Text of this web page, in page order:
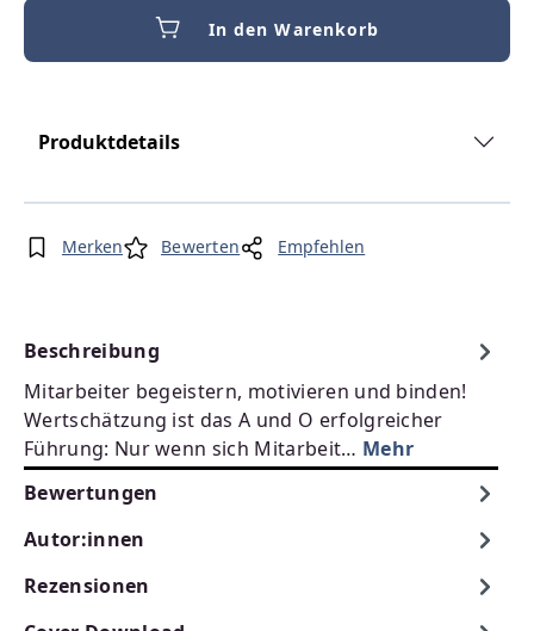
In den Warenkorb
Produktdetails
Merken Bewerten Empfehlen
Beschreibung
Mitarbeiter begeistern, motivieren und binden!
Wertschätzung ist das A und O erfolgreicher
Führung: Nur wenn sich Mitarbeit… Mehr
Bewertungen
Autor:innen
Rezensionen